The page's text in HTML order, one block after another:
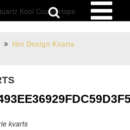
Hot Design Kvarts
kvarts